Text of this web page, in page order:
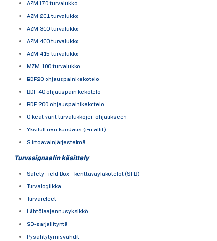
AZM170 turvalukko
AZM 201 turvalukko
AZM 300 turvalukko
AZM 400 turvalukko
AZM 415 turvalukko
MZM 100 turvalukko
BDF20 ohjauspainikekotelo
BDF 40 ohjauspainikekotelo
BDF 200 ohjauspainikekotelo
Oikeat värit turvalukkojen ohjaukseen
Yksilöllinen koodaus (i-mallit)
Siirtoavainjärjestelmä
Turvasignaalin käsittely
Safety Field Box - kenttäväyläkotelot (SFB)
Turvalogiikka
Turvareleet
Lähtölaajennusyksikkö
SD-sarjaliityntä
Pysähtytymisvahdit